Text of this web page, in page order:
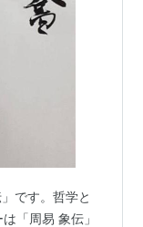
です。哲学と
「周易 象伝」